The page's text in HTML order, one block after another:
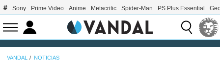
Sony Prime Video Anime Metacritic Spider-Man PS Plus Essential
VANDAL NOTICIAS